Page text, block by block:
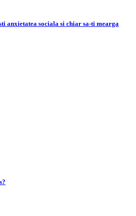
anxietatea sociala si chiar sa-ti mearga